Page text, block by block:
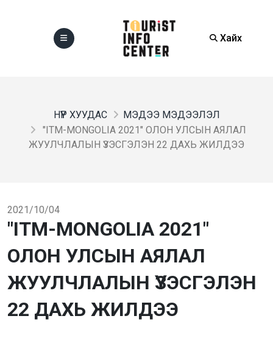
Хайх
НҮҮР ХУУДАС
МЭДЭЭ МЭДЭЭЛЭЛ
"ITM-MONGOLIA 2021" ОЛОН УЛСЫН АЯЛАЛ
ЖУУЛЧЛАЛЫН ҮЗЭСГЭЛЭН 22 ДАХЬ ЖИЛДЭЭ
2021/10/04
"ITM-MONGOLIA 2021"
ОЛОН УЛСЫН АЯЛАЛ
ЖУУЛЧЛАЛЫН ҮЗЭСГЭЛЭН
22 ДАХЬ ЖИЛДЭЭ